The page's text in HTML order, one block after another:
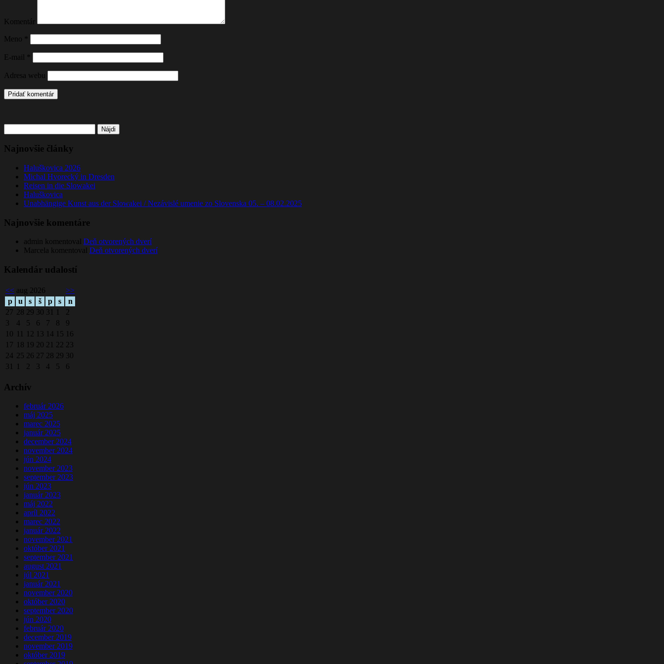
Komentár
Meno
E-mail
Adresa webu
Najnovšie články
Haluškovica 2026
Michal Hvorecký in Dresden
Reisen in die Slowakei
Haluškovica
Unabhängige Kunst aus der Slowakei / Nezávislé umenie zo Slovenska 05. – 08.02.2025
Najnovšie komentáre
admin komentoval Deň otvorených dverí
Marcela komentoval Deň otvorených dverí
Kalendár udalostí
<< aug 2026
>>
p
u s š p s
n
27
28 29 30 31 1
2
3
4 5 6 7 8
9
10
11 12 13 14 15 16
17
18 19 20 21 22 23
24
25 26 27 28 29 30
31
1 2 3 4 5 6
Archív
február 2026
máj 2025
marec 2025
január 2025
december 2024
november 2024
jún 2024
november 2023
september 2023
jún 2023
január 2023
máj 2022
apríl 2022
marec 2022
január 2022
november 2021
október 2021
september 2021
august 2021
júl 2021
január 2021
november 2020
október 2020
september 2020
jún 2020
február 2020
december 2019
november 2019
október 2019